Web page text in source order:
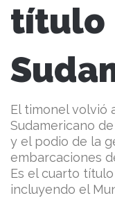
título
El timonel volvió
Sudamericano
y el podio de la
embarcaciones
Es el cuarto
incluyendo el